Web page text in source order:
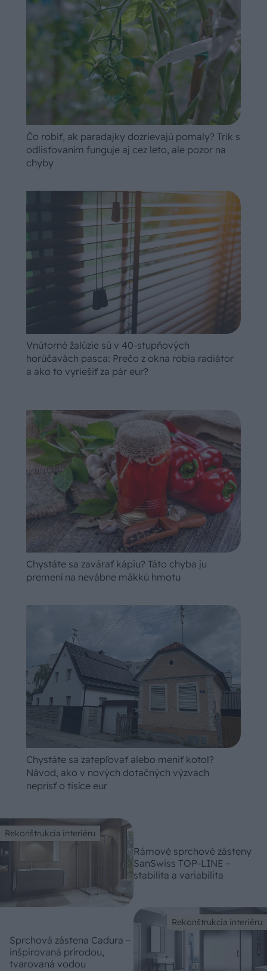
Čo robiť, ak paradajky dozrievajú pomaly? Trik s
odlisťovaním funguje aj cez leto, ale pozor na
chyby
Vnútorné žalúzie sú v 40-stupňových
horúčavách pasca: Prečo z okna robia radiátor
a ako to vyriešiť za pár eur?
Chystáte sa zavárať kápiu? Táto chyba ju
premení na nevábne mäkkú hmotu
Chystáte sa zatepľovať alebo meniť kotol?
Návod, ako v nových dotačných výzvach
neprísť o tisíce eur
Rekonštrukcia interiéru
Rámové sprchové zásteny
SanSwiss TOP-LINE –
stabilita a variabilita
Rekonštrukcia interiéru
Sprchová zástena Cadura –
inšpirovaná prírodou,
tvarovaná vodou